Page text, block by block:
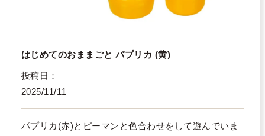
はじめてのおままごと パプリカ (黄)
投稿日
2025/11/11
パプリカ(赤)とピーマンと色合わせをして遊んでいま